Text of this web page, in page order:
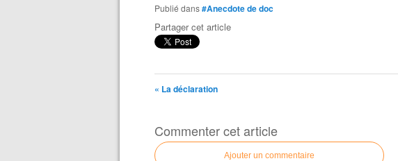
Publié dans#Anecdote de doc
Partager cet article
« La déclaration
Commenter cet article
Ajouter un commentaire